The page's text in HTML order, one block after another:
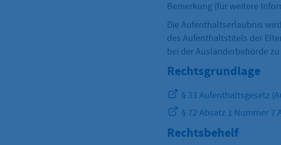
Bemerkung (für weitere
Die Aufenthaltserlaubnis
des Aufenthaltstitels der
bei der Ausländerbehörde
Rechtsgrundlage
§ 33 Aufenthaltsgesetz
§ 72 Absatz 1 Nummer
Rechtsbehelf